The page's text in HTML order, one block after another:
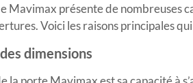
Mavimax présente de nombreuses
Voici les raisons principales
dimensions